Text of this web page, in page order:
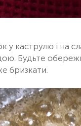
у каструлю і на
Будьте
бризкати.